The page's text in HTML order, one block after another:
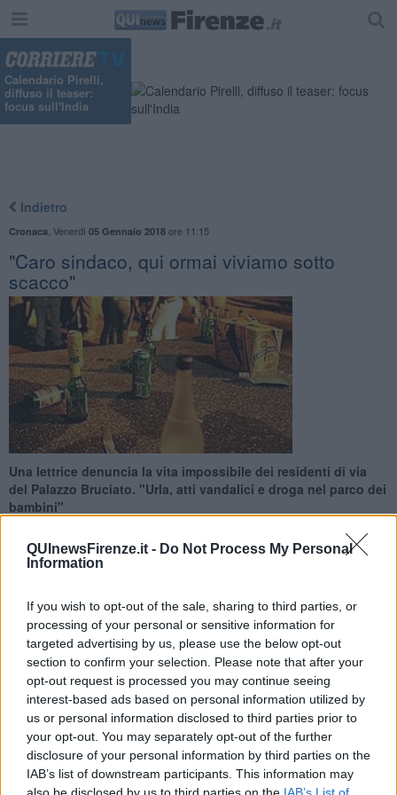
QUInewsFirenze.it - Do Not Process My Personal
Information
If you wish to opt-out of the sale, sharing to third parties, or
processing of your personal or sensitive information for
targeted advertising by us, please use the below opt-out
section to confirm your selection. Please note that after your
opt-out request is processed you may continue seeing
interest-based ads based on personal information utilized by
us or personal information disclosed to third parties prior to
your opt-out. You may separately opt-out of the further
disclosure of your personal information by third parties on the
IAB’s list of downstream participants. This information may
also be disclosed by us to third parties on the IAB’s List of
Calendario Pirelli,
diffuso il teaser:
focus sull'India
Indietro
Cronaca Venerdì 05 Gennaio 2018ore 11:15
"Caro sindaco, qui ormai viviamo sotto
scacco"
Una lettrice denuncia la vita impossibile dei residenti di via
del Palazzo Bruciato. "Urla, atti vandalici e droga nel parco dei
bambini"
FIRENZE —Ormai è diventata una situazione insostenibile e gli
schiamazzi che arrivano dal parco pubblico rendono addirittura
impossibile far addormentare i bambini. Lo ha denunciato una
mamma e lettrice di QUInews Firenze in unaletterainviata al
sindaco Dario Nardella.
"Buonasera Sindaco - si legge nella lettera - Le scrivo come
mamma e come cittadina esausta. Sono settimane che siamo sotto
scacco di 5 ragazzi randagi e pieni di alcool e droga di cui
continuano a farne uso mentre le scrivo proprio davanti a casa
nostra nel parco dei bimbi alla fine di via del Palazzo Bruciato